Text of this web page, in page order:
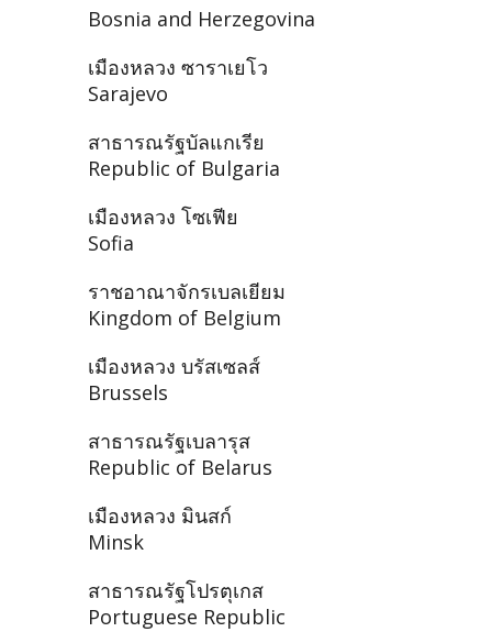
Bosnia and Herzegovina
เมืองหลวง ซาราเยโว
Sarajevo
สาธารณรัฐบัลแกเรีย
Republic of Bulgaria
เมืองหลวง โซเฟีย
Sofia
ราชอาณาจักรเบลเยียม
Kingdom of Belgium
เมืองหลวง บรัสเซลส์
Brussels
สาธารณรัฐเบลารุส
Republic of Belarus
เมืองหลวง มินสก์
Minsk
สาธารณรัฐโปรตุเกส
Portuguese Republic